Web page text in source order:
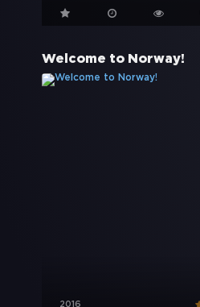
Welcome to Norway!
2016